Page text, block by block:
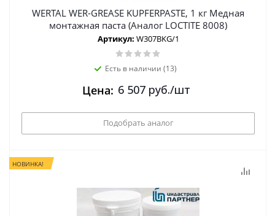
WERTAL WER-GREASE KUPFERPASTE, 1 кг Медная
монтажная паста (Аналог LOCTITE 8008)
Артикул: W307BKG/1
Есть в наличии (13)
Цена: 6 507руб./шт
Подобрать аналог
НОВИНКА!